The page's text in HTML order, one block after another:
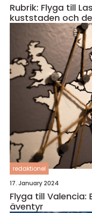
Rubrik: Flyga till
kuststaden och
redaktionel
17. January 2024
Flyga till
äventyr